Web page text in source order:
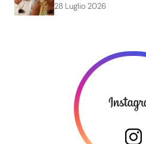
28 Luglio 2026